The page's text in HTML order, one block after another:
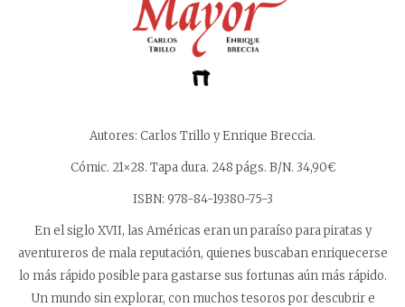
Autores: Carlos Trillo y Enrique Breccia.
Cómic. 21×28. Tapa dura. 248 págs. B/N. 34,90€
ISBN: 978-84-19380-75-3
En el siglo XVII, las Américas eran un paraíso para piratas y
aventureros de mala reputación, quienes buscaban enriquecerse
lo más rápido posible para gastarse sus fortunas aún más rápido.
Un mundo sin explorar, con muchos tesoros por descubrir e